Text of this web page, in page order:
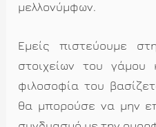
μελλονύμφων.
Εμείς πιστεύουμε
στοιχείων του
φιλοσοφία του
θα μπορούσε να μην